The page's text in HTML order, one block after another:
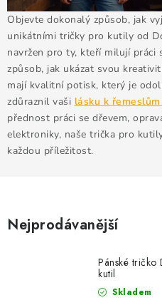
MIKINY
OKAMŽITĚ K ODBĚRU
B2B
MÁM SRDCE POMÁHÁM
VÁNOCE
O nás Časté otázky
Obchodní podmínky
Zásady zpracování ochrany
Objevte dokonalý způsob, jak
unikátními tričky pro kutily od
navržen pro ty, kteří milují práci
způsob, jak ukázat svou
mají kvalitní potisk, který je
zdůraznil vaši lásku k
přednost práci se dřevem,
elektroniky, naše trička pro
každou příležitost.
Nejprodávanější
Pánské tričko
kutil
Skladem